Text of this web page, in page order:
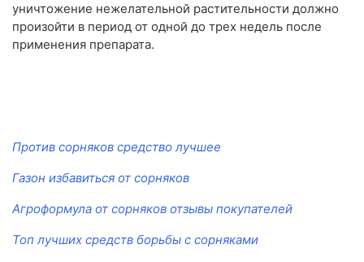
уничтожение нежелательной растительности должно
произойти в период от одной до трех недель после
применения препарата.
Против сорняков средство лучшее
Газон избавиться от сорняков
Агроформула от сорняков отзывы покупателей
Топ лучших средств борьбы с сорняками